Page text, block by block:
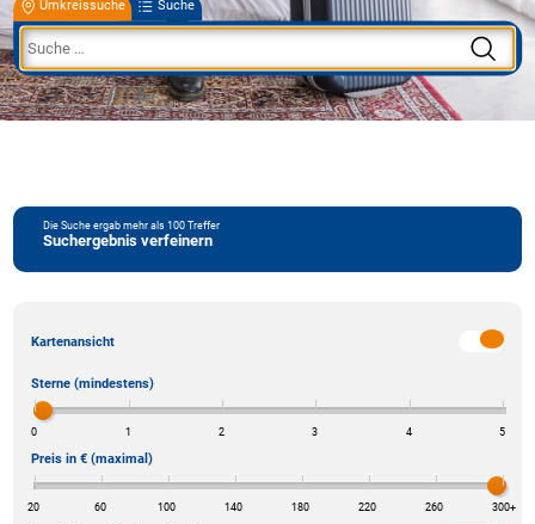
Umkreissuche Suche
Die Suche ergab mehr als 100 Treffer
Suchergebnis verfeinern
Kartenansicht
Sterne (mindestens)
0 1 2 3 4 5
Preis in € (maximal)
20 60 100 140 180 220 260 300+